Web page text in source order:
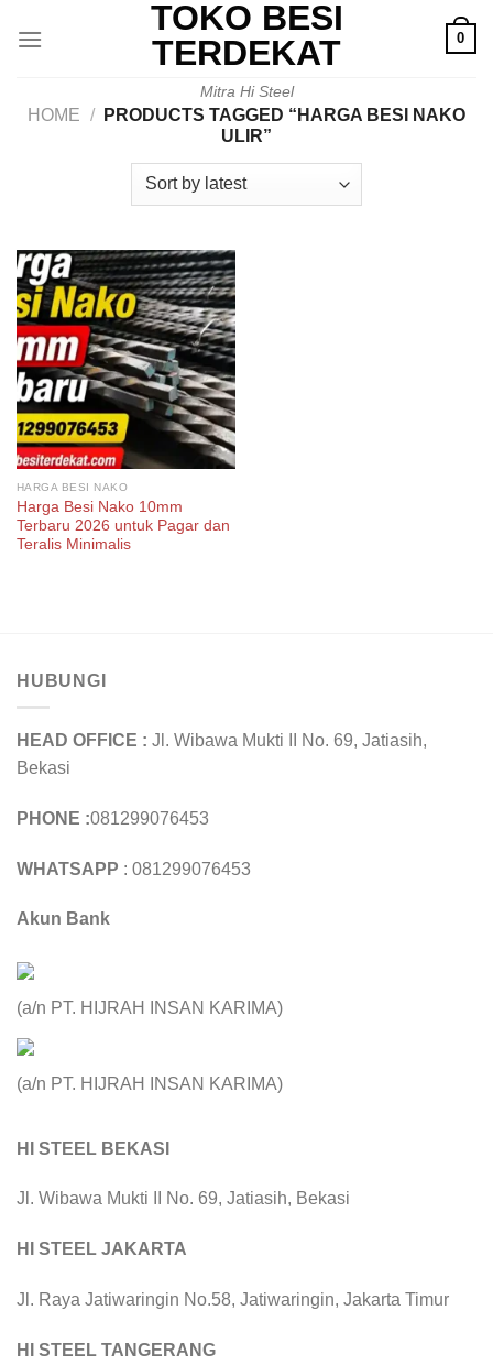
TOKO BESI
TERDEKAT
Mitra Hi Steel
0
HOME /
PRODUCTS TAGGED “HARGA BESI NAKO
ULIR”
HARGA BESI NAKO
Harga Besi Nako 10mm
Terbaru 2026 untuk Pagar dan
Teralis Minimalis
HUBUNGI
HEAD OFFICE : Jl. Wibawa Mukti II No. 69, Jatiasih,
Bekasi
PHONE :081299076453
WHATSAPP : 081299076453
Akun Bank
(a/n PT. HIJRAH INSAN KARIMA)
(a/n PT. HIJRAH INSAN KARIMA)
HI STEEL BEKASI
Jl. Wibawa Mukti II No. 69, Jatiasih, Bekasi
HI STEEL JAKARTA
Jl. Raya Jatiwaringin No.58, Jatiwaringin, Jakarta Timur
HI STEEL TANGERANG